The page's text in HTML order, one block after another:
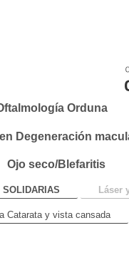
Orduna
Degeneración
Ojo seco/Blefaritis
SOLIDARIAS Láser
Catarata y vista cansada